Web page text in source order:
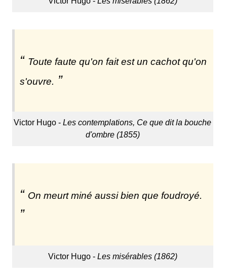
Toute faute qu'on fait est un cachot qu'on
s'ouvre.
Victor Hugo -Les contemplations, Ce que dit la bouche
d'ombre (1855)
On meurt miné aussi bien que foudroyé.
Victor Hugo - Les misérables (1862)